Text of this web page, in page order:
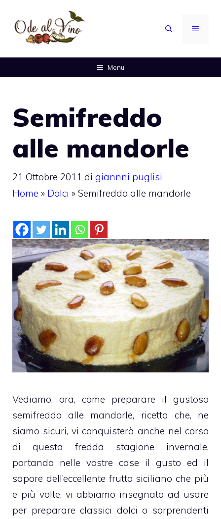
contenuto
MENU
Menu
Semifreddo
alle mandorle
21 Ottobre 2011 di giannni puglisi
Home » Dolci » Semifreddo alle mandorle
Vediamo, ora, come preparare il gustoso
semifreddo alle mandorle, ricetta che, ne
siamo sicuri, vi conquisterà anche nel corso
di questa fredda stagione invernale,
portando nelle vostre case il gusto ed il
sapore dell’eccellente frutto siciliano che più
e più volte, vi abbiamo insegnato ad usare
per preparare classici dolci o sorprendenti